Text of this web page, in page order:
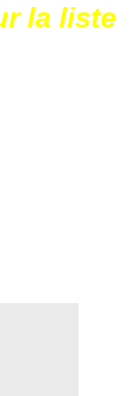
la liste